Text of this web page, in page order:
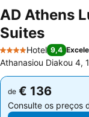
AD Athens
Suites
4 Estrelas
Hotel 9,4
Athanasiou Diakou 4,
de € 136
Consulte os preços
de € 136
Consulte os preços